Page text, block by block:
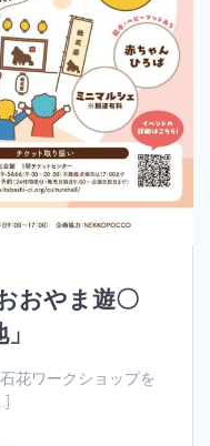
おやま遊〇
花ワークショップを